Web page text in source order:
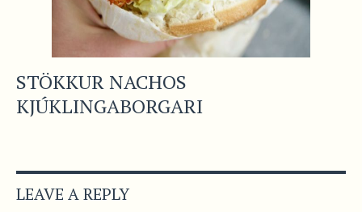
STÖKKUR NACHOS
KJÚKLINGABORGARI
LEAVE A REPLY